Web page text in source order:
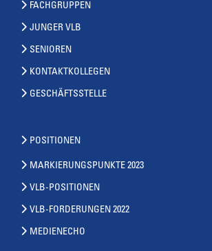
FACHGRUPPEN
JUNGER VLB
SENIOREN
KONTAKTKOLLEGEN
GESCHÄFTSSTELLE
POSITIONEN
MARKIERUNGSPUNKTE 2023
VLB-POSITIONEN
VLB-FORDERUNGEN 2022
MEDIENECHO